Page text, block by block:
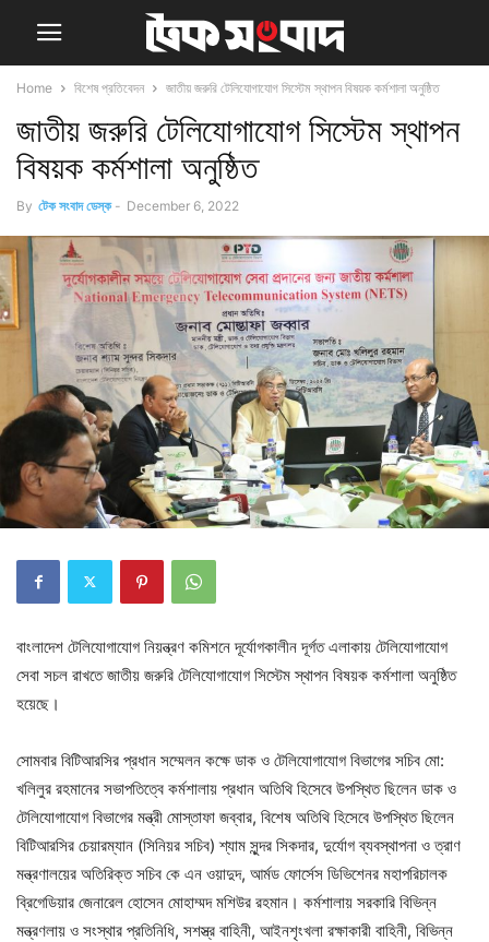
Home বিশেষ প্রতিবেদন জাতীয় জরুরি টেলিযোগাযোগ সিস্টেম স্থাপন বিষয়ক কর্মশালা অনুষ্ঠিত
জাতীয় জরুরি টেলিযোগাযোগ সিস্টেম স্থাপন
বিষয়ক কর্মশালা অনুষ্ঠিত
By টেক সংবাদ ডেস্ক - December 6, 2022
বাংলাদেশ টেলিযোগাযোগ নিয়ন্ত্রণ কমিশনে দূর্যোগকালীন দূর্গত এলাকায় টেলিযোগাযোগ
সেবা সচল রাখতে জাতীয় জরুরি টেলিযোগাযোগ সিস্টেম স্থাপন বিষয়ক কর্মশালা অনুষ্ঠিত
হয়েছে।
সোমবার বিটিআরসির প্রধান সম্মেলন কক্ষে ডাক ও টেলিযোগাযোগ বিভাগের সচিব মো:
খলিলুর রহমানের সভাপতিত্বে কর্মশালায় প্রধান অতিথি হিসেবে উপস্থিত ছিলেন ডাক ও
টেলিযোগাযোগ বিভাগের মন্ত্রী মোস্তাফা জব্বার, বিশেষ অতিথি হিসেবে উপস্থিত ছিলেন
বিটিআরসি‌‌র চেয়ারম্যান (সিনিয়র সচিব) শ্যাম সুন্দর সিকদার, দুর্যোগ ব্যবস্থাপনা ও ত্রাণ
মন্ত্রণালয়ের অতিরিক্ত সচিব কে এন ওয়াদুদ, আর্মড ফোর্সেস ডিভিশেনর মহাপরিচালক
ব্রিগেডিয়ার জেনারেল হোসেন মোহাম্মদ মশিউর রহমান। কর্মশালায় সরকারি বিভিন্ন
মন্ত্রণলায় ও সংস্থার প্রতিনিধি, সশস্ত্র বাহিনী, আইনশৃংখলা রক্ষাকারী বাহিনী, বিভিন্ন